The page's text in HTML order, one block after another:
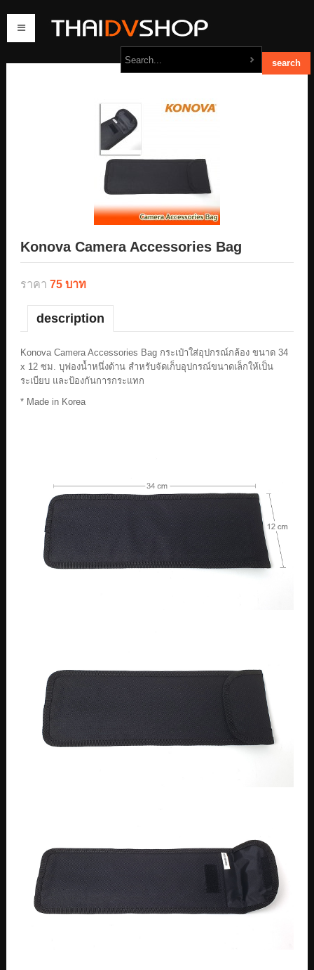
products order
Konova Camera Accessories Bag
ราคา 75 บาท
description
Konova Camera Accessories Bag กระเป๋าใส่อุปกรณ์กล้อง ขนาด 34
x 12 ซม. บุฟองน้ำหนึ่งด้าน สำหรับจัดเก็บอุปกรณ์ขนาดเล็กให้เป็น
ระเบียบ และป้องกันการกระแทก
* Made in Korea